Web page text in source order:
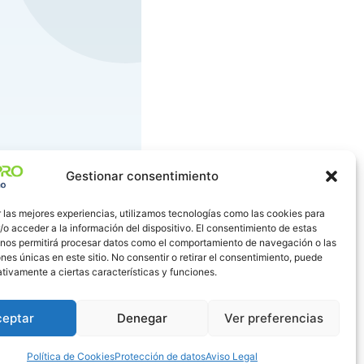
Gestionar consentimiento
las mejores experiencias, utilizamos tecnologías como las cookies para
o acceder a la información del dispositivo. El consentimiento de estas
permitirá procesar datos como el comportamiento de navegación o las
únicas en este sitio. No consentir o retirar el consentimiento, puede
a ciertas características y funciones.
Denegar Ver preferencias
Política de CookiesProtección de datosAviso Legal
de
resolvemos